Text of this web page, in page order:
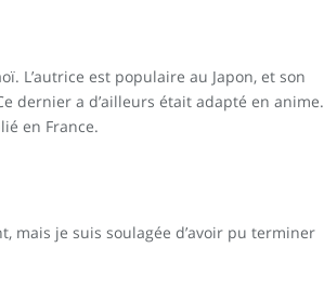
L’autrice est populaire au Japon, et son
dernier a d’ailleurs était adapté en anime.
en France.
mais je suis soulagée d’avoir pu terminer